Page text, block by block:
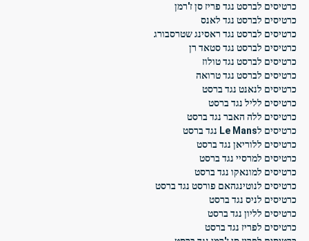
כרטיסים לברסט נגד פריז סן ז'רמן
כרטיסים לברסט נגד לאנס
כרטיסים לברסט נגד ראסינג שטרסבורג
כרטיסים לברסט נגד סטאד רן
כרטיסים לברסט נגד טולוז
כרטיסים לברסט נגד טרואה
כרטיסים לנאנט נגד ברסט
כרטיסים לליל נגד ברסט
כרטיסים ללה האבר נגד ברסט
כרטיסים לLe Mans נגד ברסט
כרטיסים ללוריאן נגד ברסט
כרטיסים למרסיי נגד ברסט
כרטיסים למונאקו נגד ברסט
כרטיסים לנוטינגהאם פורסט נגד ברסט
כרטיסים לניס נגד ברסט
כרטיסים לליון נגד ברסט
כרטיסים לפריז נגד ברסט